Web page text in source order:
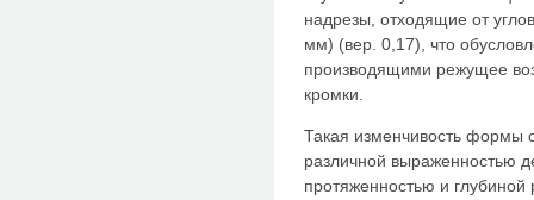
надрезы, отходящие от
мм) (вер. 0,17), что
производящими режущее
кромки.
Такая изменчивость формы
различной выраженностью
протяженностью и глубиной